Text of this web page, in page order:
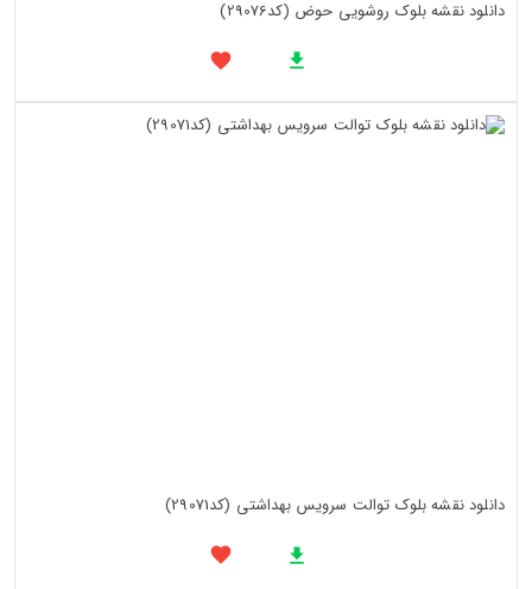
دانلود نقشه بلوک روشویی حوض (کد29076)
دانلود نقشه بلوک توالت سرویس بهداشتی (کد29071)